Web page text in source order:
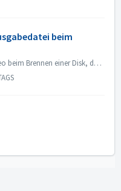
beim
Standardmäßig versucht Nero Video beim Brennen einer Disk, den gesamten Platz auf der Disk auszunutzen. Für einige Fälle, in denen Sie keine großformatige ...